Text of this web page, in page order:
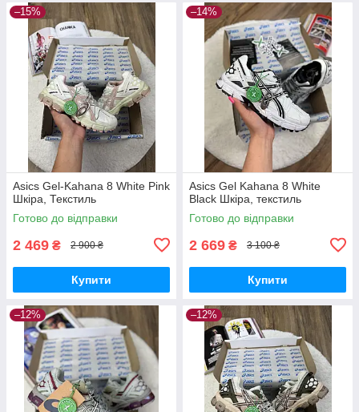
–15%
Asics Gel-Kahana 8 White Pink
Шкіра, Текстиль
Готово до відправки
2 469 ₴ 2 900 ₴
Купити
–14%
Asics Gel Kahana 8 White
Black Шкіра, текстиль
Готово до відправки
2 669 ₴ 3 100 ₴
Купити
–12% –12%